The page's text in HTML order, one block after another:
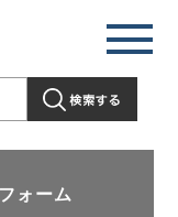
ォーム